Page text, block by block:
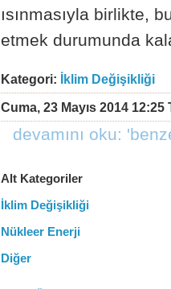
ısınmasıyla birlikte,
etmek durumunda
Kategori: İklim Değişikliği
Cuma, 23 Mayıs 2014
devamını oku:
Alt Kategoriler
İklim Değişikliği
Nükleer Enerji
Diğer